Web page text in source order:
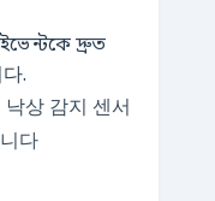
দ্রুত
.
상 감지 센서
다